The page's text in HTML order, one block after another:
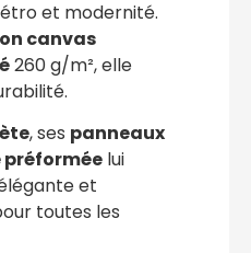
et modernité.
canvas
260 g/m², elle
, ses panneaux
préformée lui
et
toutes les